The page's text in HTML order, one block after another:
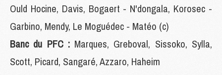
Ould Hocine, Davis, Bogaert - N'dongala, Korosec -
Garbino, Mendy, Le Moguédec - Matéo (c)
Banc du PFC :Marques, Greboval, Sissoko, Sylla,
Scott, Picard, Sangaré, Azzaro, Haheim